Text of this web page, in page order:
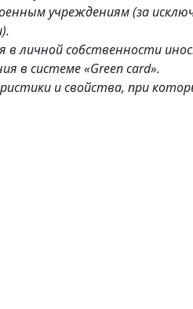
учреждениям (за
личной собственности
в системе «Green card».
и свойства, при